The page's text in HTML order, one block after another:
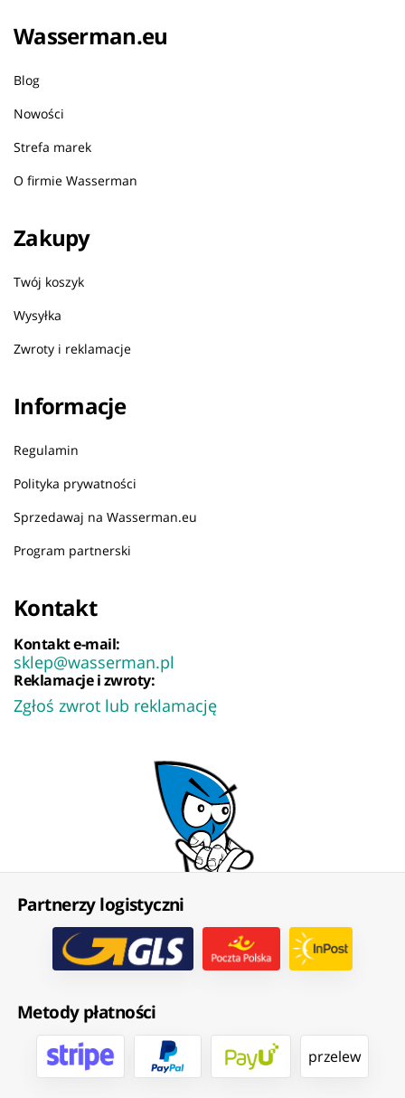
Wasserman.eu
Blog
Nowości
Strefa marek
O firmie Wasserman
Zakupy
Twój koszyk
Wysyłka
Zwroty i reklamacje
Informacje
Regulamin
Polityka prywatności
Sprzedawaj na Wasserman.eu
Program partnerski
Kontakt
Kontakt e-mail:
sklep@wasserman.pl
Reklamacje i zwroty:
Zgłoś zwrot lub reklamację
Partnerzy logistyczni
Metody płatności
przelew